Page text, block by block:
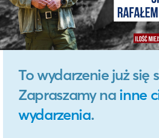
To wydarzenie już się
Zapraszamy na inne
wydarzenia.